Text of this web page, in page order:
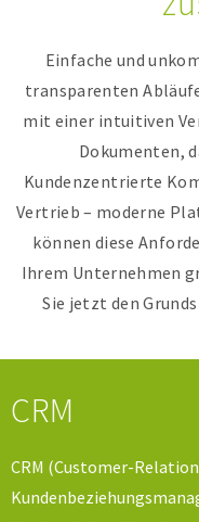
Einfache und
transparenten
mit einer intuitiven
Dokumenten,
Kundenzentrierte
Vertrieb – moderne
können diese
Ihrem Unternehmen
Sie jetzt den
CRM
CRM (Customer-